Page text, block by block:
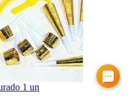
1 un